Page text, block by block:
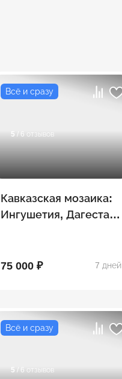
Всё и сразу
5 / 6 отзывов
Кавказская мозаика:
Ингушетия, Дагестан,
75 000 ₽
7 дней
Всё и сразу
5 / 6 отзывов